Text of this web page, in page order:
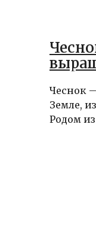
Чеснок
Земле,
Родом